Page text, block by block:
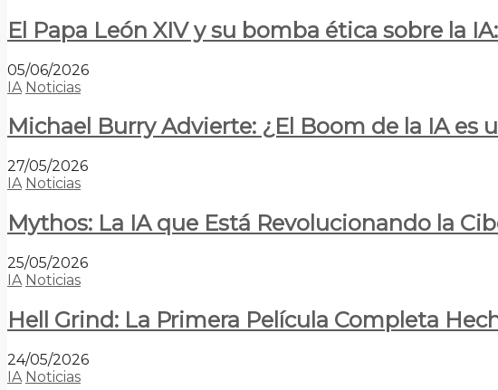
El Papa León XIV y su bomba ética sobre la
05/06/2026
IA Noticias
Michael Burry Advierte: ¿El Boom de la IA
27/05/2026
IA Noticias
Mythos: La IA que Está Revolucionando la
25/05/2026
IA Noticias
Hell Grind: La Primera Película Completa
24/05/2026
IA Noticias